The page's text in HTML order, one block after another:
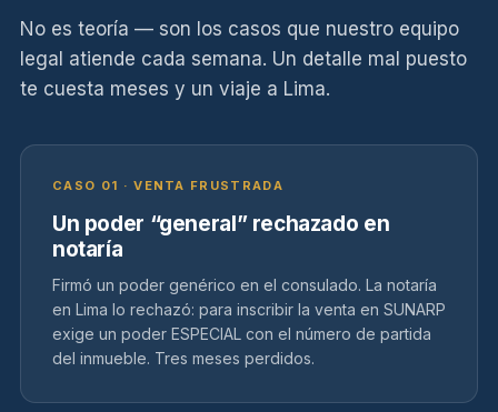
No es teoría — son los casos que nuestro equipo
legal atiende cada semana. Un detalle mal puesto
te cuesta meses y un viaje a Lima.
CASO 01 · VENTA FRUSTRADA
Un poder “general” rechazado en
notaría
Firmó un poder genérico en el consulado. La notaría
en Lima lo rechazó: para inscribir la venta en SUNARP
exige un poder ESPECIAL con el número de partida
del inmueble. Tres meses perdidos.